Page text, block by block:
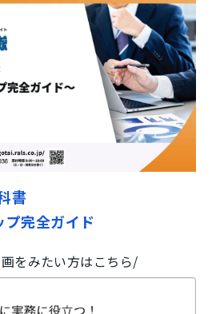
書
完全ガイド
をみたい方はこちら/